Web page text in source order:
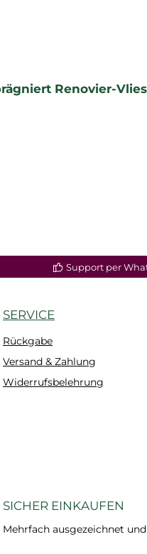
Renovier-
Support per
SERVICE
Rückgabe
Versand & Zahlung
Widerrufsbelehrung
SICHER EINKAUFEN
Mehrfach ausgezeichnet